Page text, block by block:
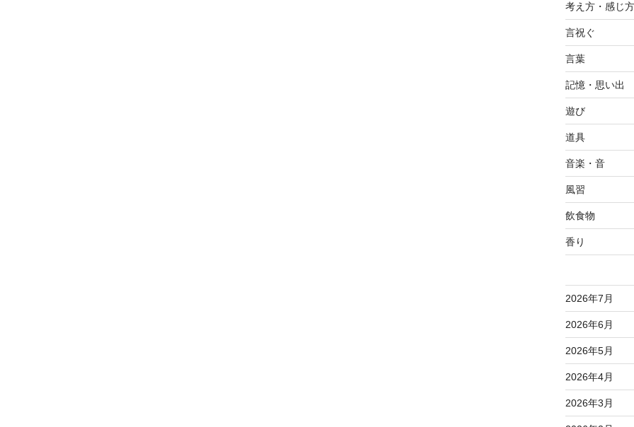
考え方・感じ方
言祝ぐ
言葉
記憶・思い出
遊び
道具
音楽・音
風習
飲食物
香り
2026年7月
2026年6月
2026年5月
2026年4月
2026年3月